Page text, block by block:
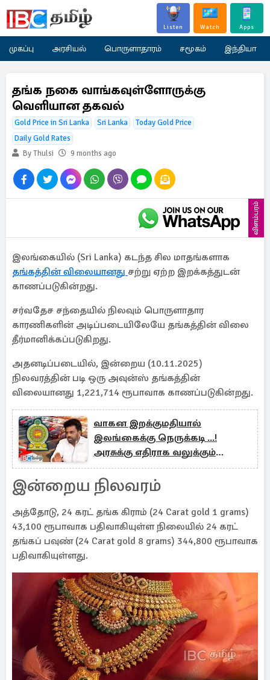
Listen Watch Apps
முகப்பு அரசியல் பொருளாதாரம் சமூகம் இந்தியா
தங்க நகை வாங்கவுள்ளோருக்கு
வெளியான தகவல்
Gold Price in Sri Lanka Sri Lanka
Today Gold Price
Daily Gold Rates
By Thulsi
9 months ago
விளம்பரம்
இலங்கையில் (Sri Lanka) கடந்த சில மாதங்களாக
தங்கத்தின் விலையானது சற்று ஏற்ற இறக்கத்துடன்
காணப்படுகின்றது.
சர்வதேச சந்தையில் நிலவும் பொருளாதார
காரணிகளின் அடிப்படையிலேயே தங்கத்தின் விலை
தீர்மானிக்கப்படுகிறது.
அதனடிப்படையில், இன்றைய (10.11.2025)
நிலவரத்தின் படி ஒரு அவுன்ஸ் தங்கத்தின்
விலையானது 1,221,714 ரூபாவாக காணப்படுகின்றது.
வாகன இறக்குமதியால்
இலங்கைக்கு நெருக்கடி ...!
அரசுக்கு எதிராக வலுக்கும்
கண்டனம்
இன்றைய நிலவரம்
அத்தோடு, 24 கரட் தங்க கிராம் (24 Carat gold 1 grams)
43,100 ரூபாவாக பதிவாகியுள்ள நிலையில் 24 கரட்
தங்கப் பவுண் (24 Carat gold 8 grams) 344,800 ரூபாவாக
பதிவாகியுள்ளது.